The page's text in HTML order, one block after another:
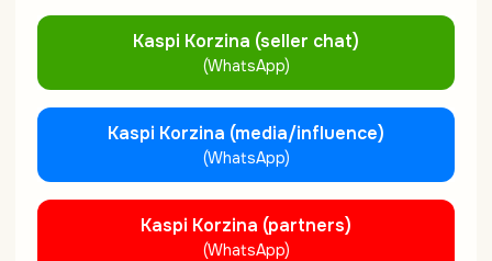
Kaspi Кorzina (seller chat)
(WhatsApp)
Kaspi Korzina (media/influence)
(WhatsApp)
Kaspi Korzina (partners)
(WhatsApp)